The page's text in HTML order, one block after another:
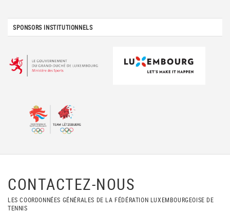
SPONSORS INSTITUTIONNELS
CONTACTEZ-NOUS
LES COORDONNÉES GÉNÉRALES DE LA FÉDÉRATION LUXEMBOURGEOISE DE
TENNIS